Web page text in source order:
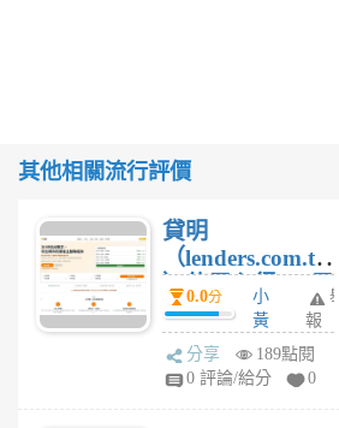
其他相關流行評價
貸明
（lenders.com.tw
）使用心得 — 民
間貸款比較平台
體驗
0.0分
小
黃
蜂
4
舉
報
分享
189點閱
0 評論/給分
0